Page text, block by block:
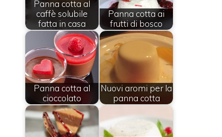
Panna cotta al
caffè solubile
fatta in casa
Panna cotta ai
frutti di bosco
Panna cotta al
cioccolato
Nuovi aromi per la
panna cotta